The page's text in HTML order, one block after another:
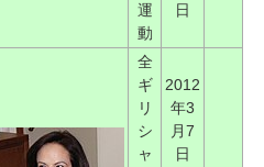
運
動
日
全
ギ
リ
シ
ャ
2012
年3
月7
日